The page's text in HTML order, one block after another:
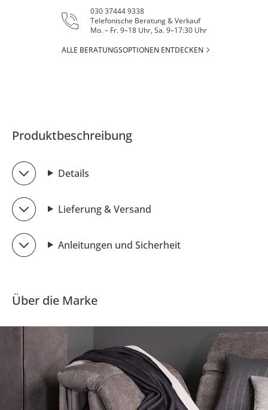
030 37444 9338
Telefonische Beratung & Verkauf
Mo. – Fr. 9–18 Uhr, Sa. 9–17:30 Uhr
ALLE BERATUNGSOPTIONEN ENTDECKEN
Produktbeschreibung
Details
Lieferung & Versand
Anleitungen und Sicherheit
Über die Marke